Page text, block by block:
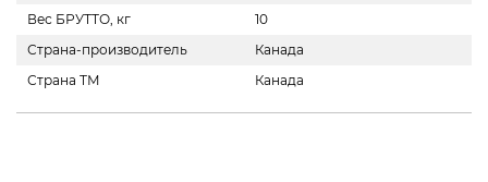
Вес БРУТТО, кг
10
Страна-производитель
Канада
Страна ТМ
Канада